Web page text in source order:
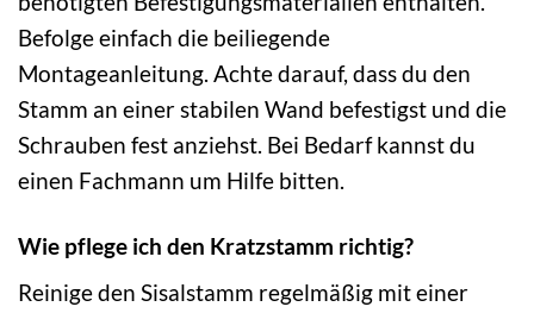
Befolge einfach die beiliegende
Montageanleitung. Achte darauf, dass du den
Stamm an einer stabilen Wand befestigst und die
Schrauben fest anziehst. Bei Bedarf kannst du
einen Fachmann um Hilfe bitten.
Wie pflege ich den Kratzstamm richtig?
Reinige den Sisalstamm regelmäßig mit einer